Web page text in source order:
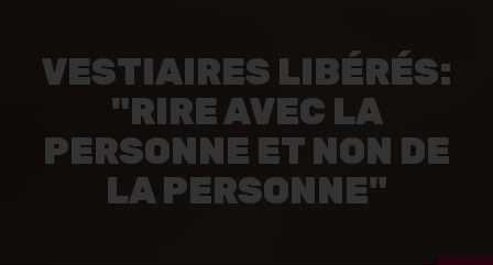
VESTIAIRES LIBÉRÉS:
"RIRE AVEC LA
PERSONNE ET NON DE
LA PERSONNE"